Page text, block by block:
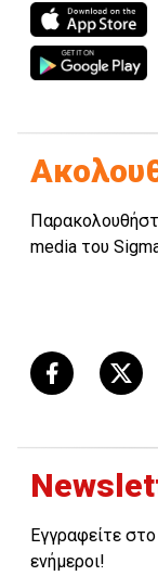
media του
Εγγραφείτε
ενήμεροι!